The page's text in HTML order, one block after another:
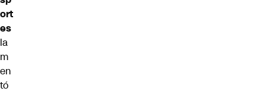
ort
es
la
m
en
tó